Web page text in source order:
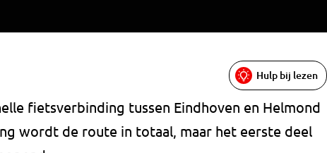
Hulp bij lezen
fietsverbinding tussen Eindhoven en Helmond
wordt de route in totaal, maar het eerste deel